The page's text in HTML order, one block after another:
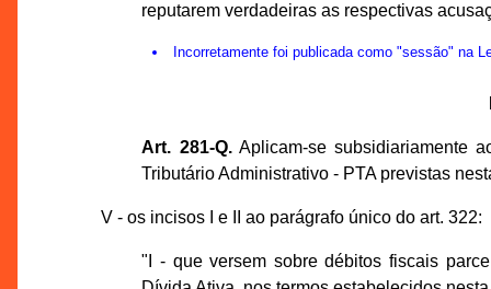
reputarem verdadeiras as respectivas
Incorretamente foi publicada como "sessão" na
Art. 281-Q.Aplicam-se subsidiariamente
Tributário Administrativo - PTA previstas
V - os incisos I e II ao parágrafo único do art. 322:
"I - que versem sobre débitos fiscais